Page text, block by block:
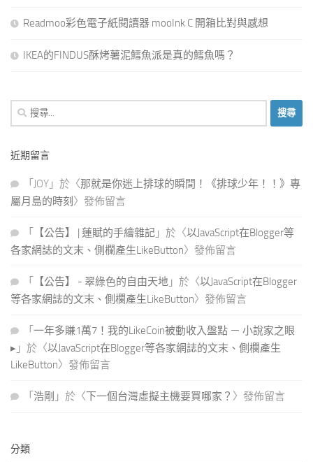
Readmoo彩色電子紙閱讀器 mooInk C 開箱比對與感想
IKEA的FINDUS酥烤薯泥鱈魚派是真的鱈魚嗎？
搜
尋
鍵
近期留言
「 JOY 」於〈那就是你迷上排球的瞬間！《排球少年！！》專
屬月島的時刻 〉發佈留言
「 【公告】 | 蓮賦的手繪雜記 」於〈以JavaScript在Blogger等
各家網誌的文末、側欄產生LikeButton〉發佈留言
「 【公告】 - 翠綠色的自由天地 」於〈以JavaScript在Blogger
等各家網誌的文末、側欄產生LikeButton〉發佈留言
「 一年多賺1萬7！我的LikeCoin被動收入盤點 － 小說家之眼
▸ 」於〈以JavaScript在Blogger等各家網誌的文末、側欄產生
LikeButton〉發佈留言
「 浩剛 」於〈下一個台灣虛擬主機要買哪家？ 〉發佈留言
分類